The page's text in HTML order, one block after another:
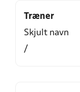
Træner
Skjult navn
/